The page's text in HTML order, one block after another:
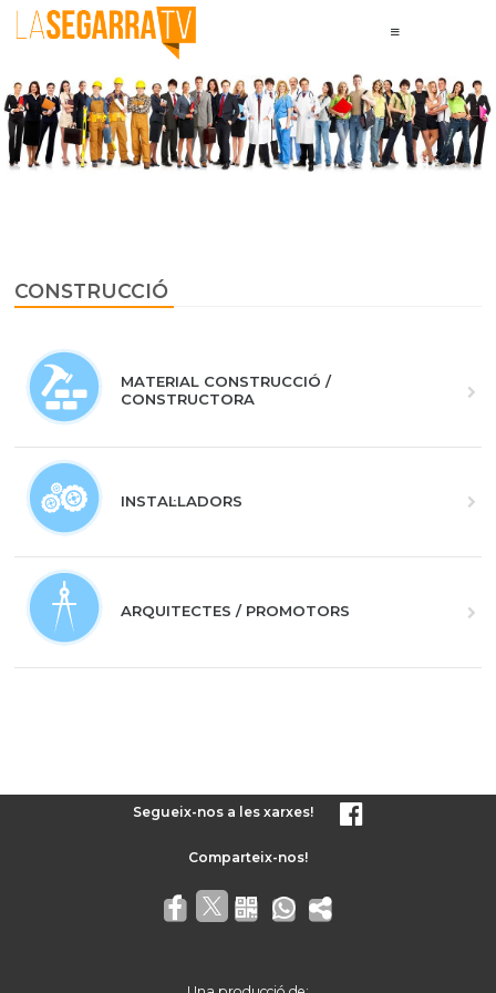
CONSTRUCCIÓ
MATERIAL CONSTRUCCIÓ /
CONSTRUCTORA
INSTAL·LADORS
ARQUITECTES / PROMOTORS
Segueix-nos a les xarxes!